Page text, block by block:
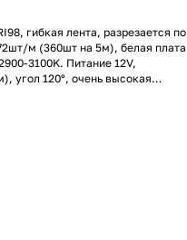
гибкая лента, разрезается по
м (360шт на 5м), белая плата
3100K. Питание 12V,
угол 120°, очень высокая
5000х10x2.2мм. Мин.отрезок